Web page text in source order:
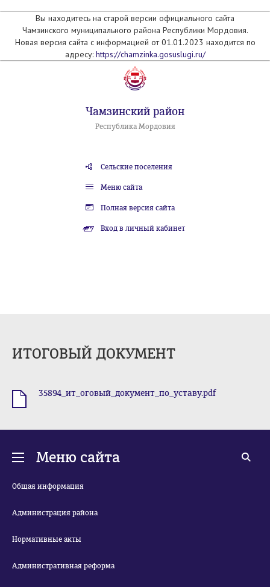
Вы находитесь на старой версии официального сайта
Чамзинского муниципального района Республики Мордовия.
Новая версия сайта с информацией от 01.01.2023 находится по
адресу: https://chamzinka.gosuslugi.ru/
Чамзинский район
Республика Мордовия
Сельские поселения
Меню сайта
Полная версия сайта
Вход в личный кабинет
ИТОГОВЫЙ ДОКУМЕНТ
35894_ит_оговый_документ_по_уставу.pdf
Меню сайта
Общая информация
Администрация района
Нормативные акты
Административная реформа